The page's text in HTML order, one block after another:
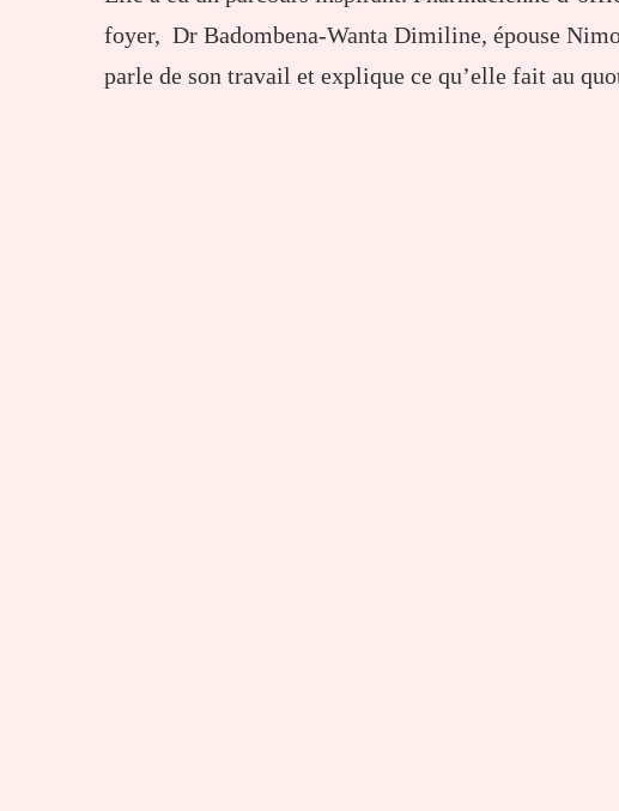
foyer, Dr Badombena-Wanta Dimiline, épouse
parle de son travail et explique ce qu’elle fait au